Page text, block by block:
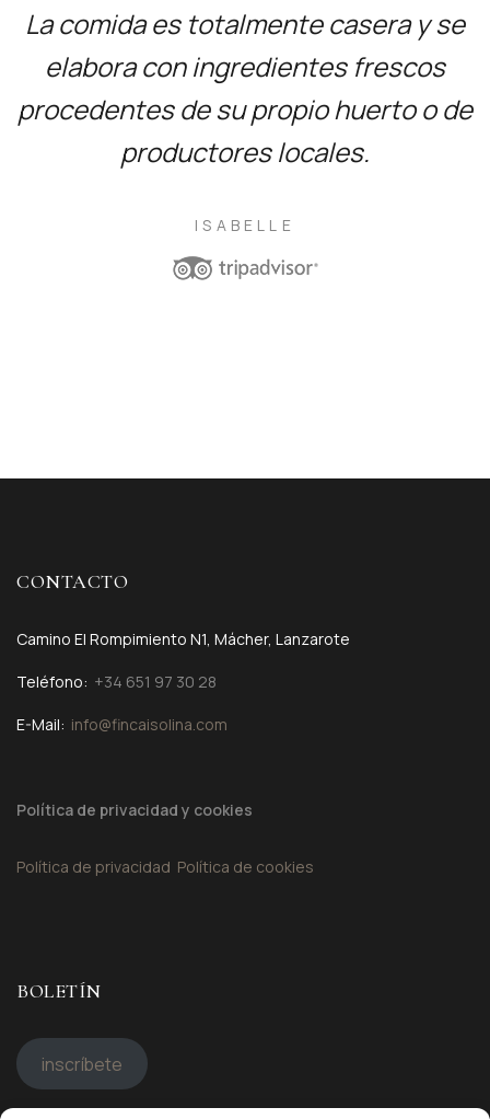
La comida es totalmente casera y se
elabora con ingredientes frescos
procedentes de su propio huerto o de
productores locales.
ISABELLE
CONTACTO
Camino El Rompimiento N1, Mácher, Lanzarote
Teléfono: +34 651 97 30 28
E-Mail: info@fincaisolina.com
Política de privacidad y cookies
Política de privacidad Política de cookies
BOLETÍN
inscríbete